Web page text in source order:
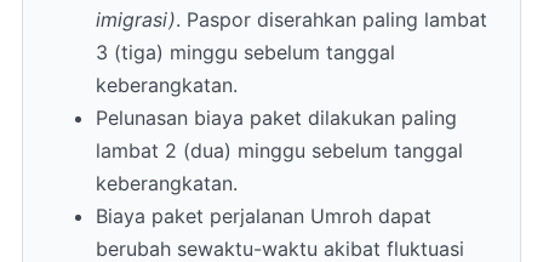
imigrasi). Paspor diserahkan paling lambat
3 (tiga) minggu sebelum tanggal
keberangkatan.
Pelunasan biaya paket dilakukan paling
lambat 2 (dua) minggu sebelum tanggal
keberangkatan.
Biaya paket perjalanan Umroh dapat
berubah sewaktu-waktu akibat fluktuasi